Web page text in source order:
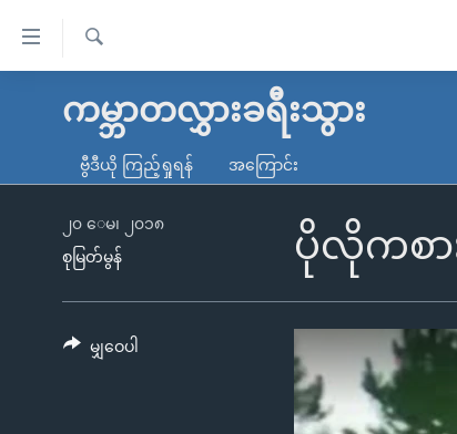
လွယ်ကူ
သည့်
မူလစာမျက်နှာ
ကမ္ဘာ့သတင်းများ
နိုင်ငံတကာ
အမေရိကန်
တရုတ်
အစ္စရေး-ပါလက်စတိုင်း
သတင်းလွတ်လပ်ခွင့်
ရပ်ဝန်းတခု လမ်းတခု အလွန်
အင်္ဂလိပ်စာလေ့လာမယ်
ရ
ကမ္ဘာတလွှားခရီးသွား
ဗွီဒီယို ကြည့်ရှုရန် အကြောင်း
ပိုလိုကစာ
၂၀ ေမ၊ ၂၀၁၈
စုမြတ်မွန်
မျှဝေပါ